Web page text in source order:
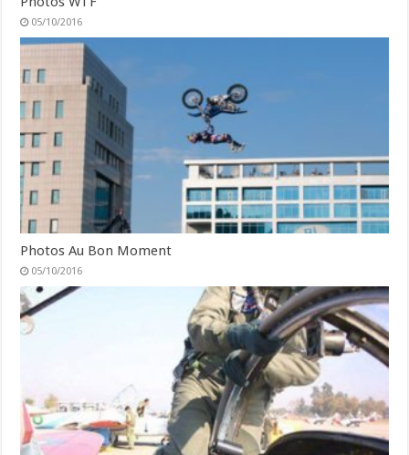
05/10/2016
Photos Au Bon Moment
05/10/2016